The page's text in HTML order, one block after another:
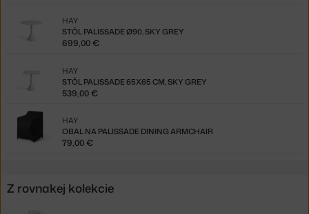
STÔL PALISSADE Ø90, SKY GREY
HAY
699,00 €
STÔL PALISSADE 65X65 CM, SKY GREY
HAY
539,00 €
OBAL NA PALISSADE DINING ARMCHAIR
HAY
79,00 €
Z rovnakej kolekcie